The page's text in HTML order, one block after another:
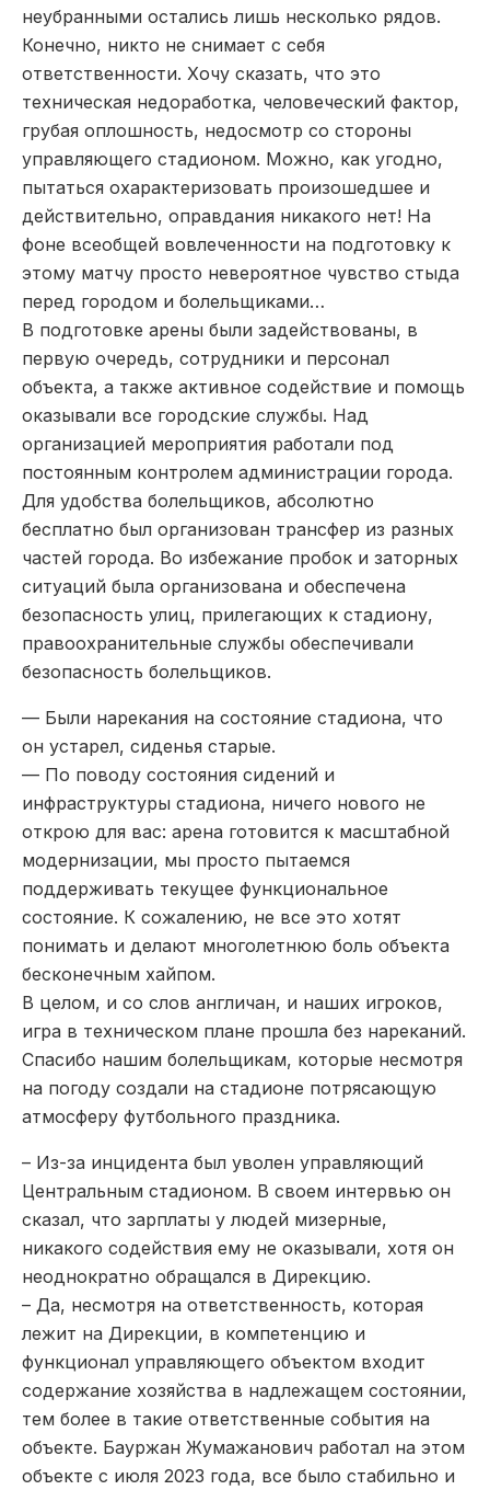
неубранными остались лишь несколько рядов.
Конечно, никто не снимает с себя
ответственности. Хочу сказать, что это
техническая недоработка, человеческий фактор,
грубая оплошность, недосмотр со стороны
управляющего стадионом. Можно, как угодно,
пытаться охарактеризовать произошедшее и
действительно, оправдания никакого нет! На
фоне всеобщей вовлеченности на подготовку к
этому матчу просто невероятное чувство стыда
перед городом и болельщиками…
В подготовке арены были задействованы, в
первую очередь, сотрудники и персонал
объекта, а также активное содействие и помощь
оказывали все городские службы. Над
организацией мероприятия работали под
постоянным контролем администрации города.
Для удобства болельщиков, абсолютно
бесплатно был организован трансфер из разных
частей города. Во избежание пробок и заторных
ситуаций была организована и обеспечена
безопасность улиц, прилегающих к стадиону,
правоохранительные службы обеспечивали
безопасность болельщиков.
— Были нарекания на состояние стадиона, что
он устарел, сиденья старые.
— По поводу состояния сидений и
инфраструктуры стадиона, ничего нового не
открою для вас: арена готовится к масштабной
модернизации, мы просто пытаемся
поддерживать текущее функциональное
состояние. К сожалению, не все это хотят
понимать и делают многолетнюю боль объекта
бесконечным хайпом.
В целом, и со слов англичан, и наших игроков,
игра в техническом плане прошла без нареканий.
Спасибо нашим болельщикам, которые несмотря
на погоду создали на стадионе потрясающую
атмосферу футбольного праздника.
– Из-за инцидента был уволен управляющий
Центральным стадионом. В своем интервью он
сказал, что зарплаты у людей мизерные,
никакого содействия ему не оказывали, хотя он
неоднократно обращался в Дирекцию.
– Да, несмотря на ответственность, которая
лежит на Дирекции, в компетенцию и
функционал управляющего объектом входит
содержание хозяйства в надлежащем состоянии,
тем более в такие ответственные события на
объекте. Бауржан Жумажанович работал на этом
объекте с июля 2023 года, все было стабильно и